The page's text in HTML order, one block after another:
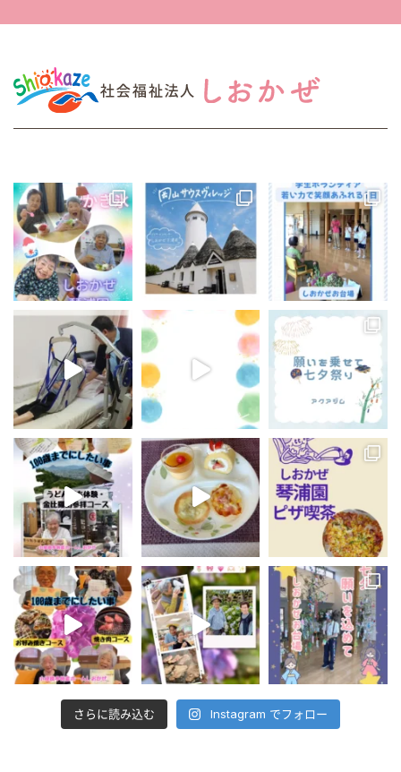
さらに読み込む Instagram でフォロー